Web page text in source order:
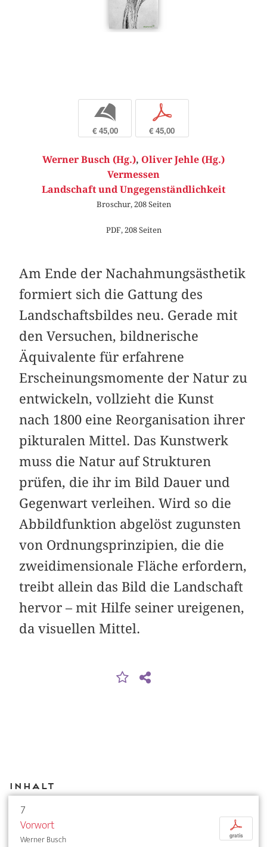
b
€ 45,00
p
€ 45,00
Werner Busch (Hg.), Oliver Jehle (Hg.)
Vermessen
Landschaft und Ungegenständlichkeit
Broschur, 208 Seiten
PDF, 208 Seiten
Am Ende der Nachahmungsästhetik
formiert sich die Gattung des
Landschaftsbildes neu. Gerade mit
den Versuchen, bildnerische
Äquivalente für erfahrene
Erscheinungsmomente der Natur zu
entwickeln, vollzieht die Kunst
nach 1800 eine Reorganisation ihrer
pikturalen Mittel. Das Kunstwerk
muss die Natur auf Strukturen
prüfen, die ihr im Bild Dauer und
Gegenwart verleihen. Wird so die
Abbildfunktion abgelöst zugunsten
von Ordnungsprinzipien, die die
zweidimensionale Fläche erfordern,
treibt allein das Bild die Landschaft
hervor – mit Hilfe seiner ureigenen,
da visuellen Mittel.
Inhalt
7
Vorwort
Werner Busch
p
gratis